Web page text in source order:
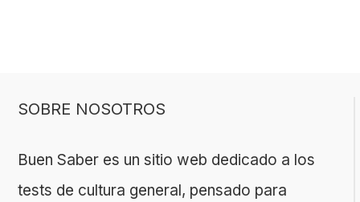
SOBRE NOSOTROS
Buen Saber es un sitio web dedicado a los
tests de cultura general, pensado para